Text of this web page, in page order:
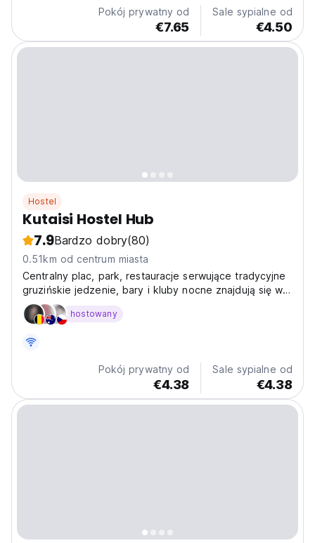
Pokój prywatny od
€7.65
Sale sypialne od
€4.50
Hostel
Kutaisi Hostel Hub
7.9Bardzo dobry(80)
0.51km od centrum miasta
Centralny plac, park, restauracje serwujące tradycyjne
gruzińskie jedzenie, bary i kluby nocne znajdują się w
odległości krótkiego spaceru.
hostowany
Pokój prywatny od
€4.38
Sale sypialne od
€4.38